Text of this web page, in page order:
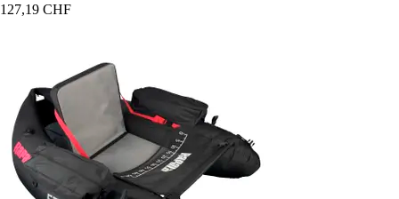
127,19 CHF